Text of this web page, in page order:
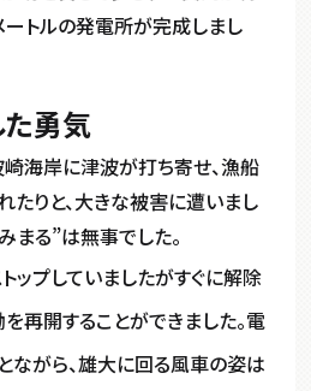
ートルの発電所が完成しまし
勇気
海岸に津波が打ち寄せ、漁船
たりと、大きな被害に遭いまし
まる”は無事でした。
ップしていましたがすぐに解除
再開することができました。電
ながら、雄大に回る風車の姿は